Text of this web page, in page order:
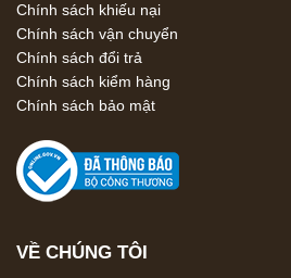
Chính sách khiếu nại
Chính sách vận chuyển
Chính sách đổi trả
Chính sách kiểm hàng
Chính sách bảo mật
VỀ CHÚNG TÔI